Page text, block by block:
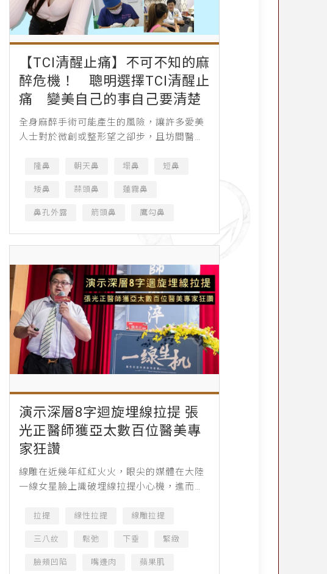
【TCI清醒止痛】不可不知的麻
醉危機！ 聰明選擇TCI清醒止
痛 變美自己的事自己要清楚
全身麻醉手術可能產生的風險，讓許多愛美
人士對於微創或整形望之卻步，且坊間醫美
紛頻傳，加上新聞媒體大肆渲染，使原本想
隆鼻 朝天鼻 塌鼻 短鼻
矮鼻 蒜頭鼻 蓮霧鼻
鼻孔外露 箭頭鼻 鷹勾鼻
演示深層8字迴旋埋線拉提 張
光正醫師獲亞太數百位醫美專
家狂讚
線雕在近幾年紅紅火火，眼尖的媒體在大陸
一線女星臉上識破埋線拉提小心機，進而大
秀，成為當今炙手可熱的年輕化新寵。在台
拉提 線性拉提 線雕拉提
三八紋 鬆弛 下垂 緊緻
臉頰凹陷 嘴邊肉 蘋果肌